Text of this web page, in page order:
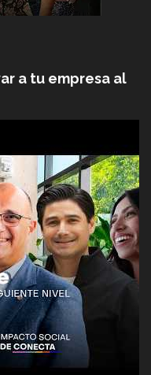
a tu empresa al